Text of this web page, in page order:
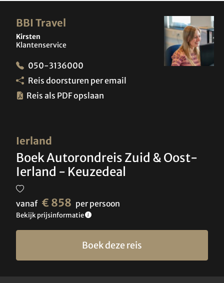
Ierland
Boek Autorondreis Zuid & Oost-
Ierland - Keuzedeal
vanaf € 858 per persoon
Bekijk prijsinformatie
Boek deze reis
BBI Travel
Kirsten
Klantenservice
050-3136000
Reis doorsturen per email
Reis als PDF opslaan